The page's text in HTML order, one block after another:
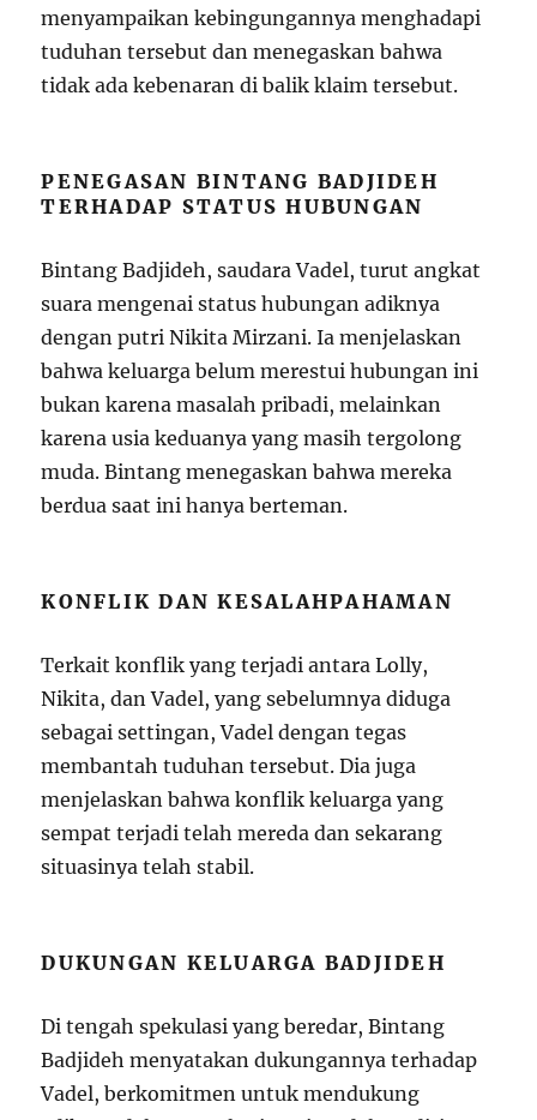
menyampaikan kebingungannya menghadapi
tuduhan tersebut dan menegaskan bahwa
tidak ada kebenaran di balik klaim tersebut.
PENEGASAN BINTANG BADJIDEH
TERHADAP STATUS HUBUNGAN
Bintang Badjideh, saudara Vadel, turut angkat
suara mengenai status hubungan adiknya
dengan putri Nikita Mirzani. Ia menjelaskan
bahwa keluarga belum merestui hubungan ini
bukan karena masalah pribadi, melainkan
karena usia keduanya yang masih tergolong
muda. Bintang menegaskan bahwa mereka
berdua saat ini hanya berteman.
KONFLIK DAN KESALAHPAHAMAN
Terkait konflik yang terjadi antara Lolly,
Nikita, dan Vadel, yang sebelumnya diduga
sebagai settingan, Vadel dengan tegas
membantah tuduhan tersebut. Dia juga
menjelaskan bahwa konflik keluarga yang
sempat terjadi telah mereda dan sekarang
situasinya telah stabil.
DUKUNGAN KELUARGA BADJIDEH
Di tengah spekulasi yang beredar, Bintang
Badjideh menyatakan dukungannya terhadap
Vadel, berkomitmen untuk mendukung